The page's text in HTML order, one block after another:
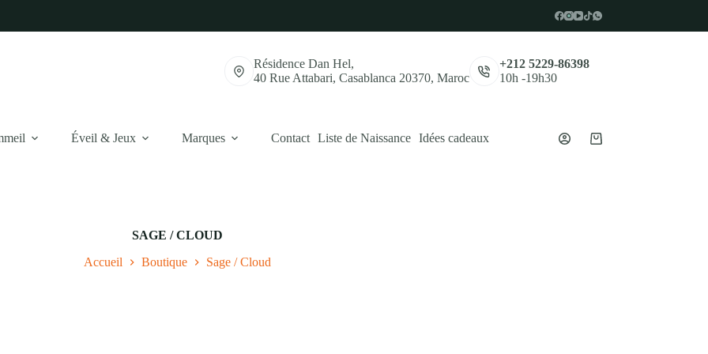
Résidence Dan Hel,
40 Rue Attabari, Casablanca 20370, Maroc
+212 5229-86398
10h -19h30
Éveil & Jeux Marques Contact Liste de Naissance Idées cadeaux
Panier
SAGE / CLOUD
Accueil Boutique Sage / Cloud